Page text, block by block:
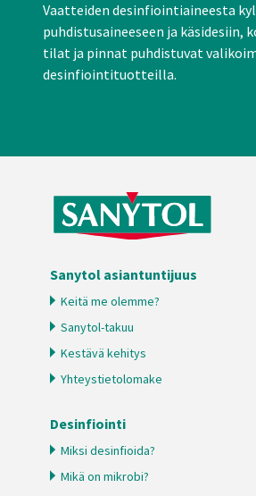
Vaatteiden desinfiointiaineesta
puhdistusaineeseen ja käsidesiin,
tilat ja pinnat puhdistuvat
desinfiointituotteilla.
Sanytol asiantuntijuus
Keitä me olemme?
Sanytol-takuu
Kestävä kehitys
Yhteystietolomake
Desinfiointi
Miksi desinfioida?
Mikä on mikrobi?